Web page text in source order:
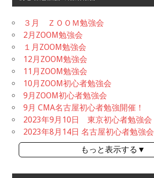
３月 ＺＯＯＭ勉強会
2月ZOOM勉強会
１月ZOOM勉強会
12月ZOOM勉強会
11月ZOOM勉強会
10月ZOOM初心者勉強会
9月ZOOM初心者勉強会
9月 CMA名古屋初心者勉強開催！
2023年9月10日 東京初心者勉強会
2023年8月14日 名古屋初心者勉強会
もっと表示する▼